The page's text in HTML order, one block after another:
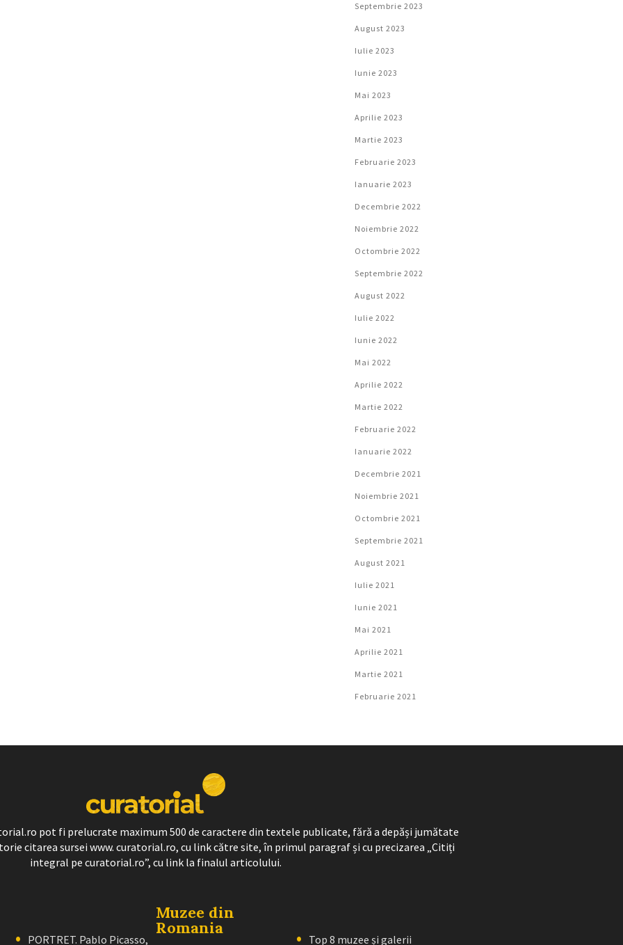
Septembrie 2023
August 2023
Iulie 2023
Iunie 2023
Mai 2023
Aprilie 2023
Martie 2023
Februarie 2023
Ianuarie 2023
Decembrie 2022
Noiembrie 2022
Octombrie 2022
Septembrie 2022
August 2022
Iulie 2022
Iunie 2022
Mai 2022
Aprilie 2022
Martie 2022
Februarie 2022
Ianuarie 2022
Decembrie 2021
Noiembrie 2021
Octombrie 2021
Septembrie 2021
August 2021
Iulie 2021
Iunie 2021
Mai 2021
Aprilie 2021
Martie 2021
Februarie 2021
pot fi prelucrate maximum 500 de caractere din textele publicate, fără a depăși jumătate
citarea sursei www. curatorial.ro, cu link către site, în primul paragraf și cu precizarea „Citiți
integral pe curatorial.ro”, cu link la finalul articolului.
PORTRET. Pablo Picasso,
Muzee din
Romania
Top 8 muzee și galerii